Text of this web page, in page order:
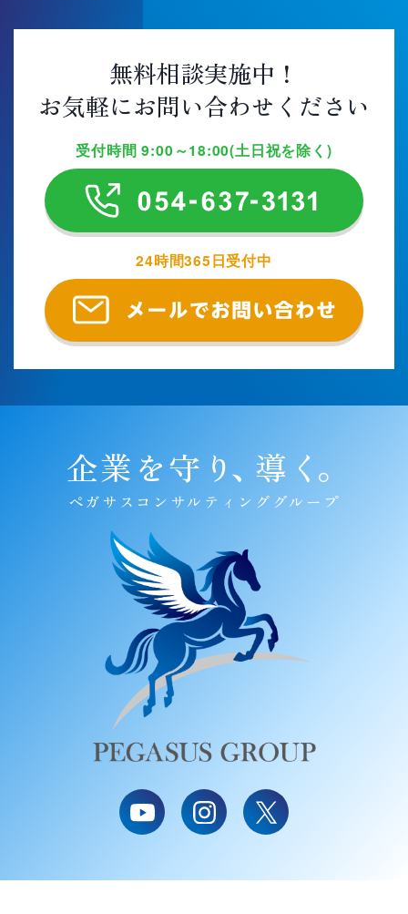
無料相談実施中！
お気軽にお問い合わせください
受付時間 9:00～18:00(土日祝を除く)
24時間365日受付中
企業を守り、導く。
ペガサスコンサルティンググループ